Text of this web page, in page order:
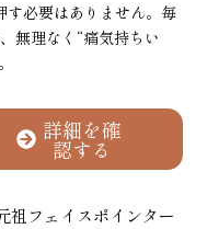
す必要はありません。毎
無理なく“痛気持ちい
詳細を確
認する
フェイスポインター